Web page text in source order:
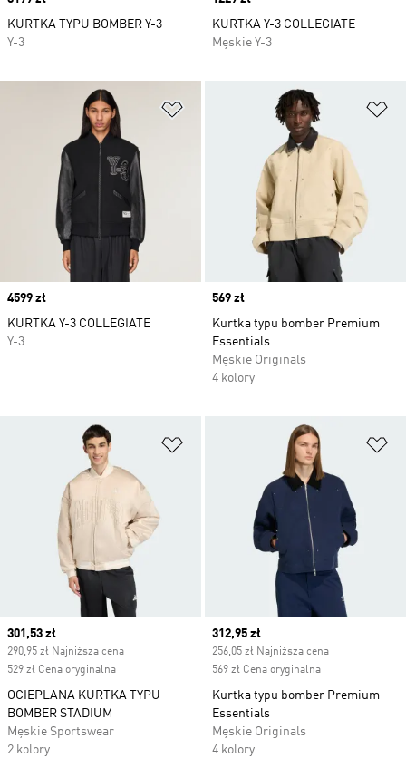
KURTKA TYPU BOMBER Y-3
Y-3
KURTKA Y-3 COLLEGIATE
Męskie Y-3
Dodaj do listy życzeń
Price
4599 zł
KURTKA Y-3 COLLEGIATE
Y-3
Price
569 zł
Kurtka typu bomber Premium
Essentials
Męskie Originals
4 kolory
Dodaj do listy życzeń
Current price
301,53 zł
290,95 zł Najniższa cena
529 zł Cena oryginalna
OCIEPLANA KURTKA TYPU
BOMBER STADIUM
Męskie Sportswear
2 kolory
Current price
312,95 zł
256,05 zł Najniższa cena
569 zł Cena oryginalna
Kurtka typu bomber Premium
Essentials
Męskie Originals
4 kolory